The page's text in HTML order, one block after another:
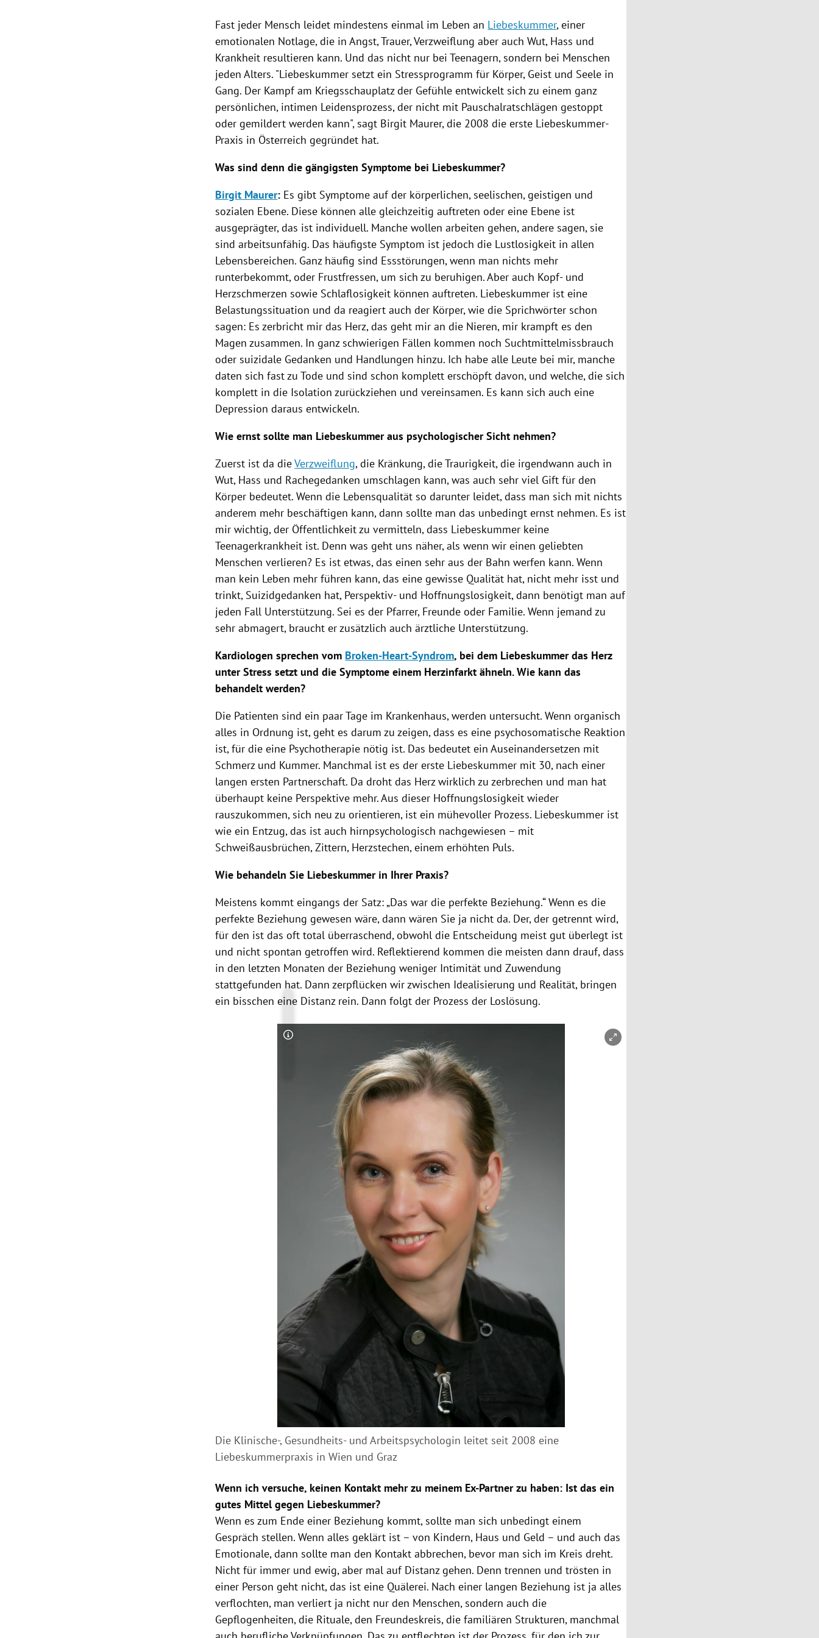
Fast jeder Mensch leidet mindestens einmal im Leben an Liebeskummer, einer
emotionalen Notlage, die in Angst, Trauer,Verzweiflung aber auch Wut, Hass und
Krankheit resultieren kann. Und das nicht nur bei Teenagern, sondern bei Menschen
jeden Alters. "Liebeskummer setzt ein Stressprogramm für Körper, Geist und Seele in
Gang. Der Kampf am Kriegsschauplatz der Gefühle entwickelt sich zu einem ganz
persönlichen, intimen Leidensprozess, der nicht mit Pauschalratschlägen gestoppt
oder gemildert werden kann", sagt Birgit Maurer, die 2008 die erste Liebeskummer-
Praxis in Österreich gegründet hat.
Was sind denn die gängigsten Symptome bei Liebeskummer?
Birgit Maurer: Es gibt Symptome auf der körperlichen, seelischen, geistigen und
sozialen Ebene. Diese können alle gleichzeitig auftreten oder eine Ebene ist
ausgeprägter, das ist individuell. Manche wollen arbeiten gehen, andere sagen, sie
sind arbeitsunfähig. Das häufigste Symptom ist jedoch die Lustlosigkeit in allen
Lebensbereichen. Ganz häufig sind Essstörungen, wenn man nichts mehr
runterbekommt, oder Frustfressen, um sich zu beruhigen. Aber auch Kopf- und
Herzschmerzen sowie Schlaflosigkeit können auftreten. Liebeskummer ist eine
Belastungssituation und da reagiert auch der Körper, wie die Sprichwörter schon
sagen: Es zerbricht mir das Herz, das geht mir an die Nieren, mir krampft es den
Magen zusammen. In ganz schwierigen Fällen kommen noch Suchtmittelmissbrauch
oder suizidale Gedanken und Handlungen hinzu. Ich habe alle Leute bei mir, manche
daten sich fast zu Tode und sind schon komplett erschöpft davon, und welche, die sich
komplett in die Isolation zurückziehen und vereinsamen. Es kann sich auch eine
Depression daraus entwickeln.
Wie ernst sollte man Liebeskummeraus psychologischer Sicht nehmen?
Zuerst ist da dieVerzweiflung, die Kränkung, die Traurigkeit, die irgendwann auch in
Wut, Hass und Rachegedanken umschlagen kann, was auch sehr viel Gift für den
Körper bedeutet. Wenn die Lebensqualität so darunter leidet, dass man sich mit nichts
anderem mehr beschäftigen kann, dann sollte man das unbedingt ernst nehmen. Es ist
mir wichtig, der Öffentlichkeit zu vermitteln, dass Liebeskummer keine
Teenagerkrankheit ist. Denn was geht uns näher, als wenn wir einen geliebten
Menschen verlieren? Es ist etwas, das einen sehr aus der Bahn werfen kann. Wenn
man kein Leben mehr führen kann, das eine gewisse Qualität hat, nicht mehr isst und
trinkt, Suizidgedanken hat, Perspektiv- und Hoffnungslosigkeit, dann benötigt man auf
jeden Fall Unterstützung. Sei es der Pfarrer, Freunde oder Familie. Wenn jemand zu
sehr abmagert, braucht er zusätzlich auch ärztliche Unterstützung.
Kardiologen sprechen vom Broken-Heart-Syndrom, bei dem Liebeskummerdas Herz
unter Stress setzt und die Symptome einem Herzinfarkt ähneln. Wie kann das
behandelt werden?
Die Patienten sind ein paar Tage im Krankenhaus, werden untersucht. Wenn organisch
alles in Ordnung ist, geht es darum zu zeigen, dass es eine psychosomatische Reaktion
ist, für die eine Psychotherapie nötig ist. Das bedeutet ein Auseinandersetzen mit
Schmerz und Kummer. Manchmal ist es der erste Liebeskummer mit 30, nach einer
langen ersten Partnerschaft. Da droht das Herz wirklich zu zerbrechen und man hat
überhaupt keine Perspektive mehr. Aus dieser Hoffnungslosigkeit wieder
rauszukommen, sich neu zu orientieren, ist ein mühevoller Prozess. Liebeskummer ist
wie ein Entzug, das ist auch hirnpsychologisch nachgewiesen – mit
Schweißausbrüchen, Zittern, Herzstechen, einem erhöhten Puls.
Wie behandeln Sie Liebeskummerin Ihrer Praxis?
Meistens kommt eingangs der Satz: „Das war die perfekte Beziehung.“ Wenn es die
perfekte Beziehung gewesen wäre, dann wären Sie ja nicht da. Der, der getrennt wird,
für den ist das oft total überraschend, obwohl die Entscheidung meist gut überlegt ist
und nicht spontan getroffen wird. Reflektierend kommen die meisten dann drauf, dass
in den letzten Monaten der Beziehung weniger Intimität und Zuwendung
stattgefunden hat. Dann zerpflücken wir zwischen Idealisierung und Realität, bringen
ein bisschen eine Distanz rein. Dann folgt der Prozess der Loslösung.
Copyright-Hinweis öffnen/schließen
Die Klinische-, Gesundheits- und Arbeitspsychologin leitet seit 2008 eine
Liebeskummerpraxis in Wien und Graz
Wenn ich versuche, keinen Kontakt mehr zu meinem Ex-Partner zu haben: Ist das ein
gutes Mittel gegen Liebeskummer?
Wenn es zum Ende einer Beziehung kommt, sollte man sich unbedingt einem
Gespräch stellen. Wenn alles geklärt ist – von Kindern, Haus und Geld – und auch das
Emotionale, dann sollte man den Kontakt abbrechen, bevor man sich im Kreis dreht.
Nicht für immer und ewig, aber mal auf Distanz gehen. Denn trennen und trösten in
einer Person geht nicht, das ist eine Quälerei. Nach einer langen Beziehung ist ja alles
verflochten, man verliert ja nicht nur den Menschen, sondern auch die
Gepflogenheiten, die Rituale, den Freundeskreis, die familiären Strukturen, manchmal